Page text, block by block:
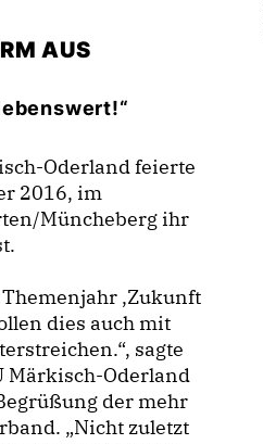
AUS
Oderland feierte
2016, im
Müncheberg ihr
‚Zukunft
dies auch mit
sagte
Märkisch-Oderland
der mehr
„Nicht zuletzt